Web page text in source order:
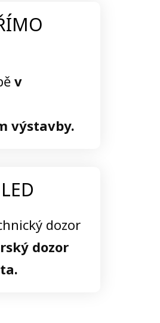
v
výstavby.
dozor
dozor